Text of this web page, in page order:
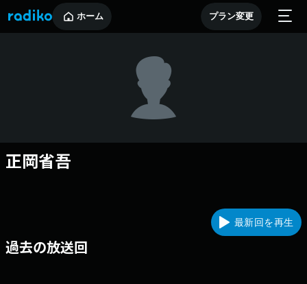
ホーム プラン変更
正岡省吾
最新回を再生
過去の放送回